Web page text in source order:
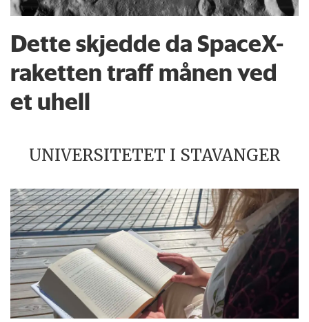
Dette skjedde da SpaceX-
raketten traff månen ved
et uhell
UNIVERSITETET I STAVANGER